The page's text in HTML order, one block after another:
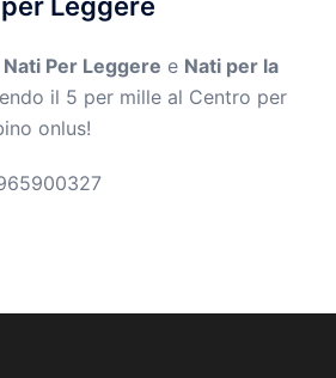
Nati Per Leggere e Nati per la
il 5 per mille al Centro per
onlus!